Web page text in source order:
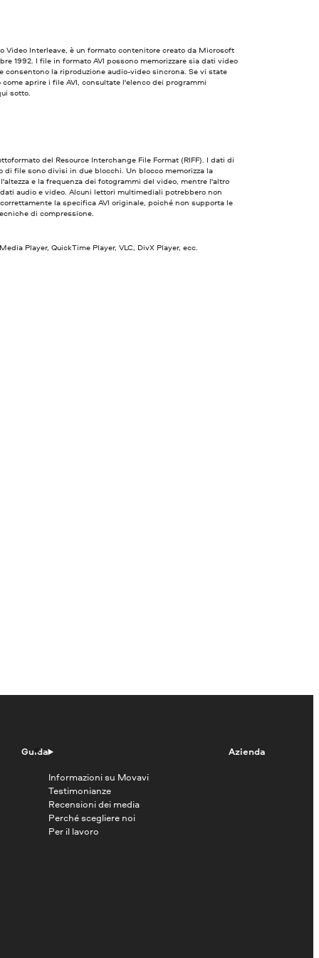
Video Interleave, è un formato contenitore creato da Microsoft
1992. I file in formato AVI possono memorizzare sia dati video
consentono la riproduzione audio-video sincrona. Se vi state
aprire i file AVI, consultate l'elenco dei programmi
sotto.
del Resource Interchange File Format (RIFF). I dati di
di file sono divisi in due blocchi. Un blocco memorizza la
e la frequenza dei fotogrammi del video, mentre l'altro
audio e video. Alcuni lettori multimediali potrebbero non
la specifica AVI originale, poiché non supporta le
di compressione.
Player, QuickTime Player, VLC, DivX Player, ecc.
Guida
Azienda
Informazioni su Movavi
Testimonianze
Recensioni dei media
Perché scegliere noi
Per il lavoro